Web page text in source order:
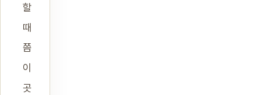
할
때
쯤
이
곳